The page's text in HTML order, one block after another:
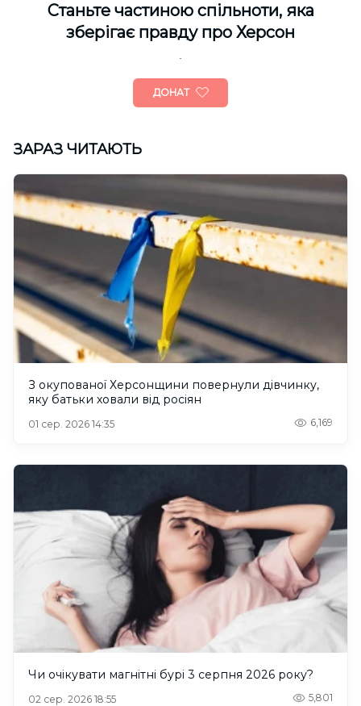
Cтаньте частиною спільноти, яка
зберігає правду про Херсон
ДОНАТ
ЗАРАЗ ЧИТАЮТЬ
З окупованої Херсонщини повернули дівчинку,
яку батьки ховали від росіян
01 сер. 2026 14:35 6,169
Чи очікувати магнітні бурі 3 серпня 2026 року?
02 сер. 2026 18:55 5,801